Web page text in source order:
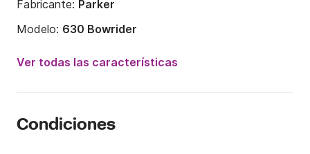
Fabricante: Parker
Modelo: 630 Bowrider
150CV
Capacidad a bordo:
Ver todas las características
Condiciones